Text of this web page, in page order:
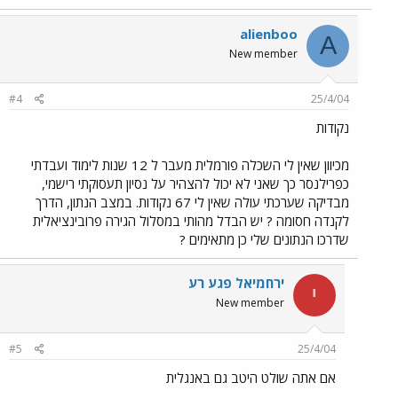
A
alienboo
New member
25/4/04
#4
נקודות
מכיוון שאין לי השכלה פורמלית מעבר ל 12 שנות לימוד ועבדתי
כפרילנסר כך שאני לא יכול להצהיר על נסיון תעסוקתי רישמי,
מבדיקה שערכתי עולה שאין לי 67 נקודות. במצב הנתון, הדרך
לקנדה חסומה ? יש הבדל מהותי במסלול הגירה פרובינציאלית
שדרכו הנתונים שלי כן מתאימים ?
י ירחמיאל פגע רע
New member
25/4/04
#5
אם אתה שולט היטב גם באנגלית